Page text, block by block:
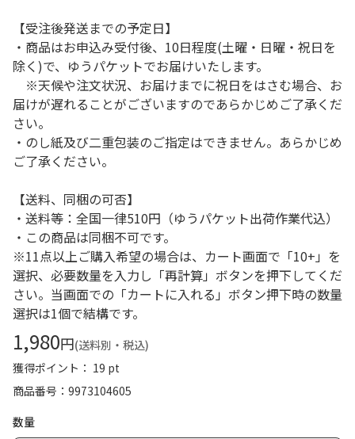
【受注後発送までの予定日】
・商品はお申込み受付後、10日程度(土曜・日曜・祝日を
除く)で、ゆうパケットでお届けいたします。
※天候や注文状況、お届けまでに祝日をはさむ場合、お
届けが遅れることがございますのであらかじめご了承くだ
さい。
・のし紙及び二重包装のご指定はできません。あらかじめ
ご了承ください。
【送料、同梱の可否】
・送料等：全国一律510円（ゆうパケット出荷作業代込）
・この商品は同梱不可です。
※11点以上ご購入希望の場合は、カート画面で「10+」を
選択、必要数量を入力し「再計算」ボタンを押下してくだ
さい。当画面での「カートに入れる」ボタン押下時の数量
選択は1個で結構です。
1,980円(送料別・税込)
獲得ポイント： 19 pt
商品番号
9973104605
数量